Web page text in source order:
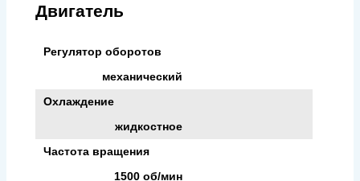
Двигатель
Регулятор оборотов
механический
Охлаждение
жидкостное
Частота вращения
1500 об/мин